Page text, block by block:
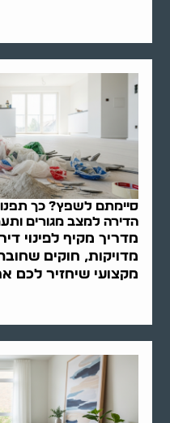
סיימתם לשפץ? כך
הדירה למצב מגורים
מדריך מקיף לפינוי
מדויקות, חוקים
מקצועי שיחזיר לכם